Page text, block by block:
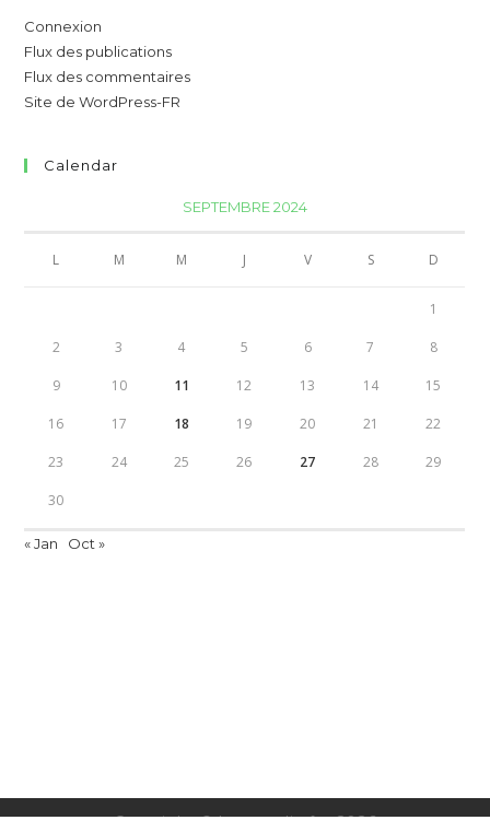
Connexion
Flux des publications
Flux des commentaires
Site de WordPress-FR
Calendar
SEPTEMBRE 2024
L M M J V S D
1
2 3 4 5 6 7 8
9 10 11 12 13 14 15
16 17 18 19 20 21 22
23 24 25 26 27 28 29
30
« Jan Oct »
Copyright © lanomadie.fr - 2026